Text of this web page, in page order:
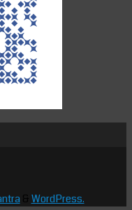
WordPress.